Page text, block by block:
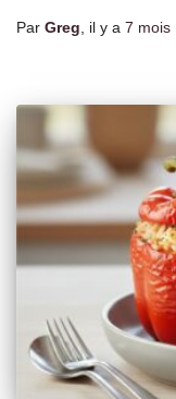
Par Greg, il y a 7 mois